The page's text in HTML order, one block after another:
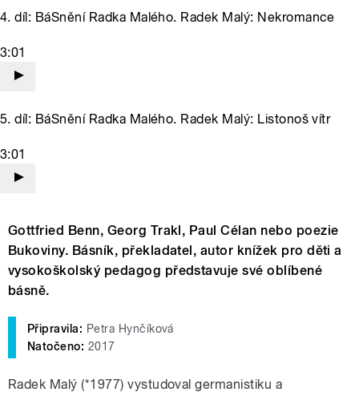
4. díl: BáSnění Radka Malého. Radek Malý: Nekromance
3:01
5. díl: BáSnění Radka Malého. Radek Malý: Listonoš vítr
3:01
Gottfried Benn, Georg Trakl, Paul Célan nebo poezie
Bukoviny. Básník, překladatel, autor knížek pro děti a
vysokoškolský pedagog představuje své oblíbené
básně.
Připravila: Petra Hynčíková
Natočeno: 2017
Radek Malý (*1977) vystudoval germanistiku a